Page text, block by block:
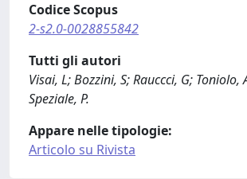
Codice Scopus
2-s2.0-0028855842
Tutti gli autori
Visai, L; Bozzini, S; Rauccci, G; Toniolo,
Speziale, P.
Appare nelle tipologie:
Articolo su Rivista